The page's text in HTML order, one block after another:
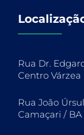
Rua Dr.
Centro Várzea
Rua João
Camaçari / BA